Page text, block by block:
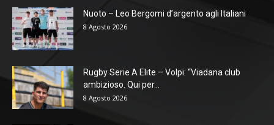
Nuoto – Leo Bergomi d’argento agli Italiani
8 Agosto 2026
Rugby Serie A Elite – Volpi: “Viadana club
ambizioso. Qui per...
8 Agosto 2026